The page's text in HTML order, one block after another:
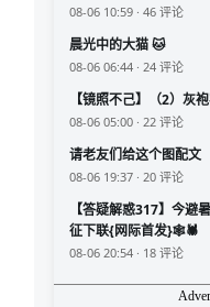
08-06 10:59 · 46 评论
晨光中的大猫 🐱
08-06 06:44 · 24 评论
【镜照不己】（2）灰
08-06 05:00 · 22 评论
请老友们给这个图配文
08-06 19:37 · 20 评论
【答疑解惑317】今
征下联{网际首发}🕸️🕷️
08-06 20:54 · 18 评论